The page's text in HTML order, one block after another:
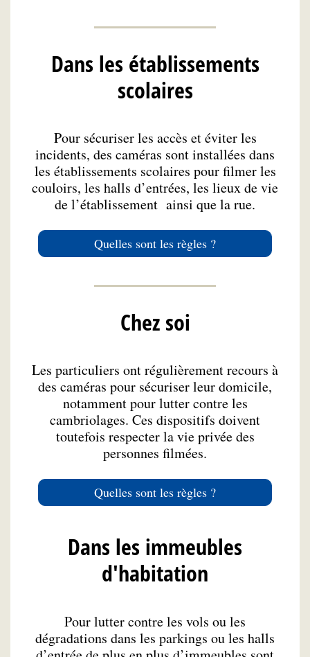
Dans les établissements
scolaires
Pour sécuriser les accès et éviter les
incidents, des caméras sont installées dans
les établissements scolaires pour filmer les
couloirs, les halls d’entrées, les lieux de vie
de l’établissement ainsi que la rue.
Quelles sont les règles ?
Chez soi
Les particuliers ont régulièrement recours à
des caméras pour sécuriser leur domicile,
notamment pour lutter contre les
cambriolages. Ces dispositifs doivent
toutefois respecter la vie privée des
personnes filmées.
Quelles sont les règles ?
Dans les immeubles
d'habitation
Pour lutter contre les vols ou les
dégradations dans les parkings ou les halls